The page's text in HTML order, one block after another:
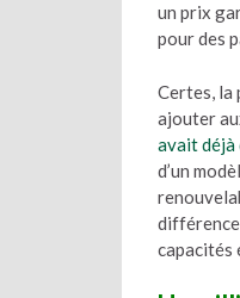
un prix
pour des
Certes, la
ajouter
avait déjà
d’un
différence
capacités